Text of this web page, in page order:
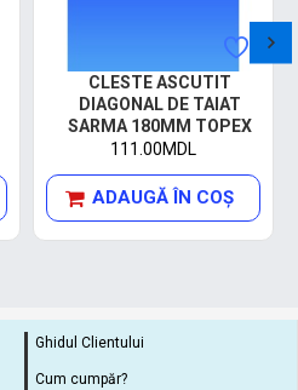
CLESTE ASCUTIT
DIAGONAL DE TAIAT
SARMA 180MM TOPEX
111.00MDL
ADAUGĂ ÎN COŞ
Ghidul Clientului
Cum cumpăr?